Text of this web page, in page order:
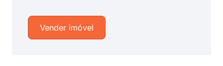
Vender imóvel